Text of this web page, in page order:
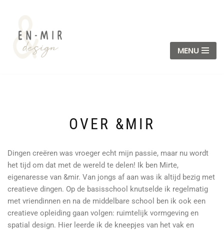
naar
MENU
OVER &MIR
Dingen creëren was vroeger echt mijn passie, maar nu wordt
het tijd om dat met de wereld te delen! Ik ben Mirte,
eigenaresse van &mir. Van jongs af aan was ik altijd bezig met
creatieve dingen. Op de basisschool knutselde ik regelmatig
met vriendinnen en na de middelbare school ben ik ook een
creatieve opleiding gaan volgen: ruimtelijk vormgeving en
spatial design. Hier leerde ik de kneepjes van het vak en